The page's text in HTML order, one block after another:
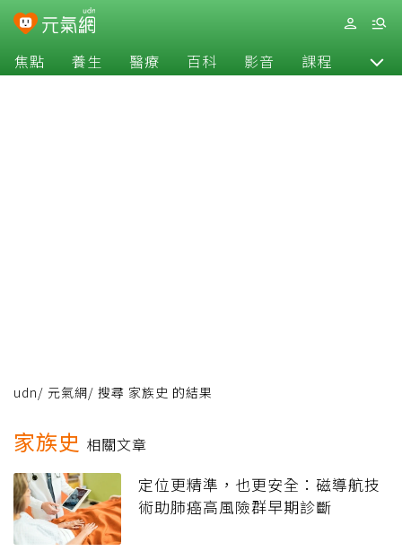
焦點 養生 醫療 百科 影音 課程 退休
udn/ 元氣網/ 搜尋 家族史 的結果
家族史 相關文章
定位更精準，也更安全：磁導航技
術助肺癌高風險群早期診斷